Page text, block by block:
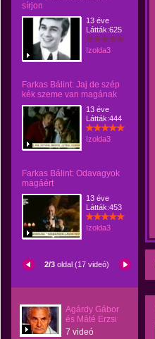
sírjon
13 éve
Látták:625
Izolda3
Farkas Bálint: Jaj de szép
kék szeme van magának
13 éve
Látták:444
Izolda3
Farkas Bálint: Odavagyok
magáért
13 éve
Látták:453
Izolda3
2/3 oldal (17 videó)
Agárdy Gábor
és Máté Erzsi
7 videó